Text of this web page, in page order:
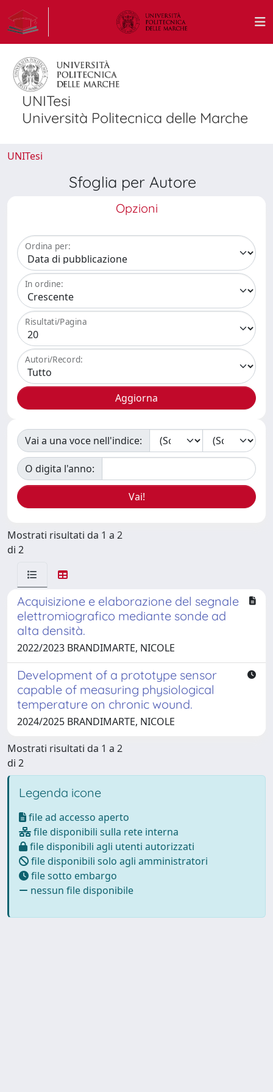
UNITesi
Università Politecnica delle Marche
UNITesi
Sfoglia per Autore
Opzioni
Ordina per:
In ordine:
Risultati/Pagina
Autori/Record:
Vai a una voce nell'indice:
O digita l'anno:
Mostrati risultati da 1 a 2
di 2
Acquisizione e elaborazione del segnale
elettromiografico mediante sonde ad
alta densità.
2022/2023 BRANDIMARTE, NICOLE
Development of a prototype sensor
capable of measuring physiological
temperature on chronic wound.
2024/2025 BRANDIMARTE, NICOLE
Mostrati risultati da 1 a 2
di 2
Legenda icone
file ad accesso aperto
file disponibili sulla rete interna
file disponibili agli utenti autorizzati
file disponibili solo agli amministratori
file sotto embargo
nessun file disponibile